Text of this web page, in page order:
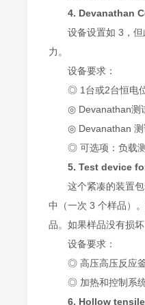
4. Devanathan
设备设置如 3，
力。
设备要求：
◎ 1台或2台恒电
◎ Devanathan测
◎ Devanathan 测
◎ 可选项：负载
5. Test device
这个紧凑的装置
中（一次 3 个样品）
品。如果样品没有损
设备要求：
◎ 高压高压反应
◎ 加热和控制系
6. Hollow